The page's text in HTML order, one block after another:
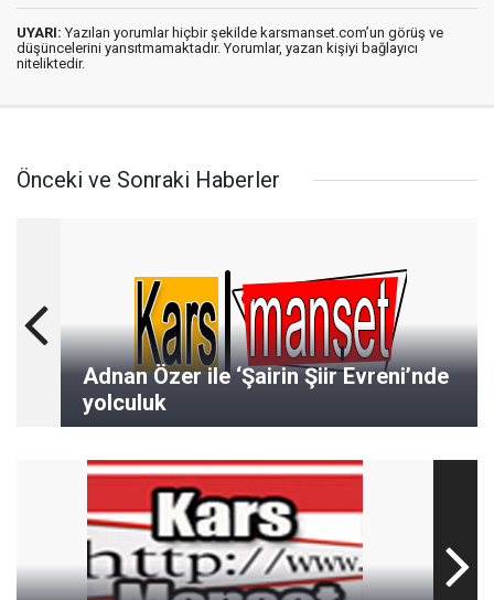
UYARI: Yazılan yorumlar hiçbir şekilde karsmanset.com’un görüş ve
düşüncelerini yansıtmamaktadır. Yorumlar, yazan kişiyi bağlayıcı
niteliktedir.
Önceki ve Sonraki Haberler
Adnan Özer ile ‘Şairin Şiir Evreni’nde
yolculuk